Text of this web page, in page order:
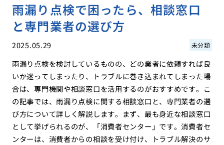
雨漏り点検で困ったら、相談窓口
と専門業者の選び方
2025.05.29 未分類
雨漏り点検を検討しているものの、どの業者に依頼すれば良
いか迷ってしまったり、トラブルに巻き込まれてしまった場
合は、専門機関や相談窓口を活用するのがおすすめです。こ
の記事では、雨漏り点検に関する相談窓口と、専門業者の選
び方について詳しく解説します。まず、最も身近な相談窓口
として挙げられるのが、「消費者センター」です。消費者セ
ンターは、消費者からの相談を受け付け、トラブル解決のサ